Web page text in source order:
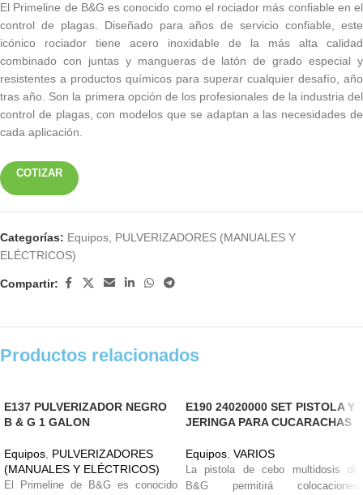
El Primeline de B&G es conocido como el rociador más confiable en el
control de plagas. Diseñado para años de servicio confiable, este
icónico rociador tiene acero inoxidable de la más alta calidad
combinado con juntas y mangueras de latón de grado especial y
resistentes a productos químicos para superar cualquier desafío, año
tras año. Son la primera opción de los profesionales de la industria del
control de plagas, con modelos que se adaptan a las necesidades de
cada aplicación.
COTIZAR
Categorías: Equipos, PULVERIZADORES (MANUALES Y
ELÉCTRICOS)
Compartir:
Productos relacionados
E137 PULVERIZADOR NEGRO
B & G 1 GALON
Equipos, PULVERIZADORES
(MANUALES Y ELÉCTRICOS)
El Primeline de B&G es conocido
E190 24020000 SET PISTOLA Y
JERINGA PARA CUCARACHAS
Equipos, VARIOS
La pistola de cebo multidosis de
B&G permitirá colocaciones